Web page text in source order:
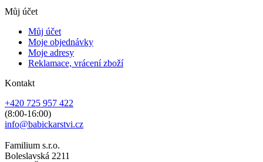
Můj účet
Můj účet
Moje objednávky
Moje adresy
Reklamace, vrácení zboží
Kontakt
+420 725 957 422
(8:00-16:00)
info@babickarstvi.cz
Familium s.r.o.
Boleslavská 2211